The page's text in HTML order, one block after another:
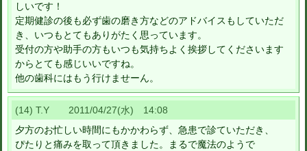
しいです！
定期健診の後も必ず歯の磨き方などのアドバイスもしていただ
き、いつもとてもありがたく思っています。
受付の方や助手の方もいつも気持ちよく挨拶してくださいます
からとても感じいいですね。
他の歯科にはもう行けませーん。
(14) T.Y 2011/04/27(水) 14:08
夕方のお忙しい時間にもかかわらず、急患で診ていただき、
ぴたりと痛みを取って頂きました。まるで魔法のようで